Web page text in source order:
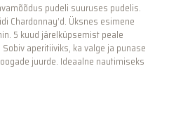
pudeli suuruses pudelis.
Chardonnay’d. Üksnes esimene
5 kuud järelküpsemist peale
Sobiv aperitiiviks, ka valge ja punase
juurde. Ideaalne nautimiseks